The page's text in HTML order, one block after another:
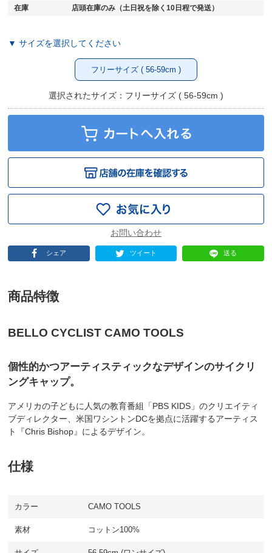
在庫
店頭在庫のみ（土日祝を除く10日程で発送）
▼ サイズを選択してください
フリーサイズ ( 56-59cm )
選択されたサイズ：フリーサイズ ( 56-59cm )
シェア ツイート 送る
商品特徴
BELLO CYCLIST CAMO TOOLS
個性的かつアーティスティックなデザインのサイクリ
ングキャップ。
アメリカの子どもに人気の教育番組「PBS KIDS」のクリエイティ
ブディレクター、米国ワシントンDCを拠点に活躍するアーティス
ト『Chris Bishop』によるデザイン。
仕様
カラー CAMO TOOLS
素材 コットン100%